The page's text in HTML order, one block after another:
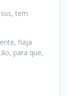
tem
haja
para que,